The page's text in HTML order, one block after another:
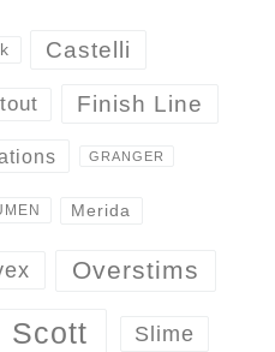
Castelli
Finish Line
GRANGER
Merida
Overstims
Scott Slime